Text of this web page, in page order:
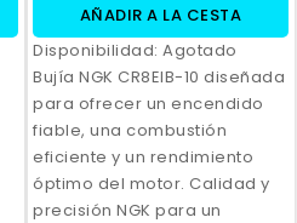
AÑADIR A LA CESTA
Disponibilidad: Agotado
Bujía NGK CR8EIB-10 diseñada
para ofrecer un encendido
fiable, una combustión
eficiente y un rendimiento
óptimo del motor. Calidad y
precisión NGK para un